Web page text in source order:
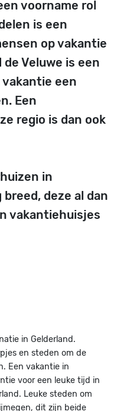
voorname rol
is een
op vakantie
Veluwe is een
een
Een
regio is dan ook
in
deze al dan
vakantiehuisjes
in Gelderland.
en steden om de
Een vakantie in
voor een leuke tijd in
Leuke steden om
dit zijn beide